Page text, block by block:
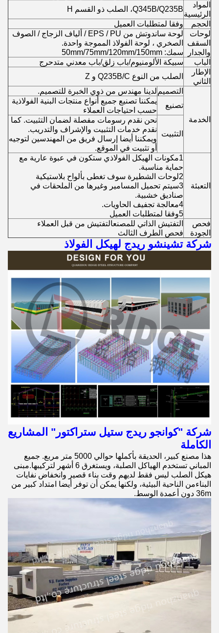
المواد
الرئيسية
Q345B/Q235B، الصلب ذو القسم H
الحجم
وفقا لمتطلبات العميل
لوحات
السقف
والجدار
لوحة ساندوتش من EPS / PU / ألياف الزجاج / الصوف
الصخري ، لوحة الفولاذ المموجة واحدة.
سمك: 50mm/75mm/120mm/150mm
الباب
سبيكة الألومنيوم/باب زلق/باب معدني متدحرج
الإطار
الثاني
الصلب من النوع Q235B/C و Z
الخدمة
التصميم لدينا مهندس من ذوي الخبرة للتصميم.
تصنيع
يمكننا تصنيع جميع أنواع منتجات البنية الفولاذية
حسب احتياجات العملاء
التثبيت
نحن نقدم رسومات مفصلة لضمان التثبيت. كما
نقدم خدمات التثبيت والإشراف والتدريب.
ويمكننا أيضا إرسال فريق من المهندسين لتوجيه
أو تثبيت في الموقع.
التعبئة
1مكونات الهيكل الفولاذي ستكون في عبوة عارية مع
حماية مناسبة.
2لوحات الشطيرة سوف تغطى بألواح بلاستيكية
3سيتم تحميل المسامير وغيرها من الملحقات في
صناديق خشبية.
4معالجة تجفيف الحاويات.
5وفقا لمتطلبات العميل
فحص
الجودة
التفتيش الذاتي للمصنعالتفتيش من قبل العملاء
فحص الطرف الثالث
شركة تشينشو ريدج لهيكل الفولاذ
شركة "كوانجو ريدج ستيل ستراكتور" المشاريع
الكاملة
هذا مصنع كبير، الحديقة بأكملها حوالي 5000 متر مربع. جميع
المباني تستخدم الهياكل الصلبة، ويستغرق 6 أشهر لتركيبها.مبنى
هيكل الصلب ليس فقط لديهم وقت بناء قصير وانخفاض نفايات
البناءمن الناحية البيئية، ولكنها يمكن أن توفر أيضا امتداد كبير من
36m دون أعمدة الوسط.